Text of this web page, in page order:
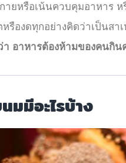
ายหรือเน้นควบคุมอาหาร ห
องดทุกอย่างคิดว่าเป็นส
า อาหารต้องห้ามของคนกิน
มมีอะไรบ้าง